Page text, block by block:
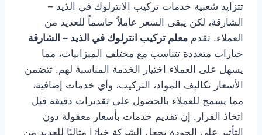
تتزايد شعبية خدمات تركيب الانترلوك في الذيد –
الشارقة، لكن يبقى السعر عاملاً حاسماً للعديد من
العملاء. تقدم معلم تركيب انترلوك في الذيد – الشارقة
خيارات متعددة تتناسب مع مختلف الميزانيات، مما
يسهل على العملاء اختيار الخدمة المناسبة لهم. تتضمن
الأسعار تكاليف المواد، التركيب، وأي خدمات إضافية،
مما يسمح للعملاء بالحصول على تقديرات دقيقة قبل
اتخاذ القرار. إن تقديم خدمات بأسعار معقولة دون
التأثير على الجودة يجعل الشركة خيارًا مثاليًا للعديد من